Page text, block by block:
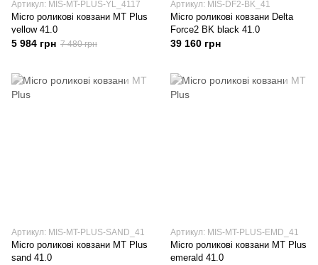
Артикул: MIS-MT-PLUS-YL_4117
Micro роликові ковзани MT Plus
yellow 41.0
5 984 грн 7 480 грн
Артикул: MIS-DF2-BK_41
Micro роликові ковзани Delta
Force2 BK black 41.0
39 160 грн
Артикул: MIS-MT-PLUS-SAND_41
Micro роликові ковзани MT Plus
sand 41.0
Артикул: MIS-MT-PLUS-EMD_41
Micro роликові ковзани MT Plus
emerald 41.0